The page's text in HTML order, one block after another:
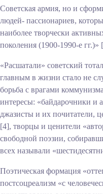
Советская армия, но и
людей- пассионариев,
наиболее творчески
поколения (1900-1990-е гг.)»
«Расшатали» советский
главным в жизни стало не
борьба с врагами
интересы: «байдарочники и
джазисты и их почитатели,
[4], творцы и ценители
свободной поэзии,
всех называли
Поэтическая формация
постсоцреализм «с